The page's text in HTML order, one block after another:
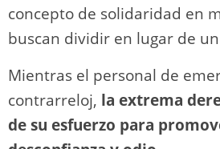
concepto de solidaridad en
buscan dividir en lugar de
Mientras el personal de
contrarreloj, la extrema
de su esfuerzo para